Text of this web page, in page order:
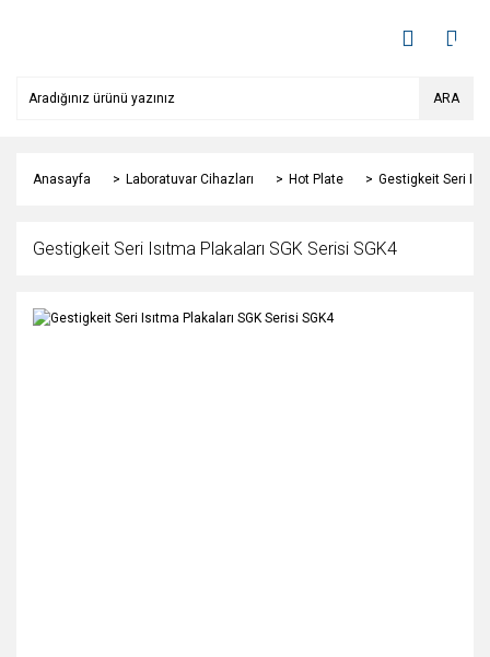
ARA
Anasayfa Laboratuvar Cihazları Hot Plate Gestigkeit Seri
Gestigkeit Seri Isıtma Plakaları SGK Serisi SGK4